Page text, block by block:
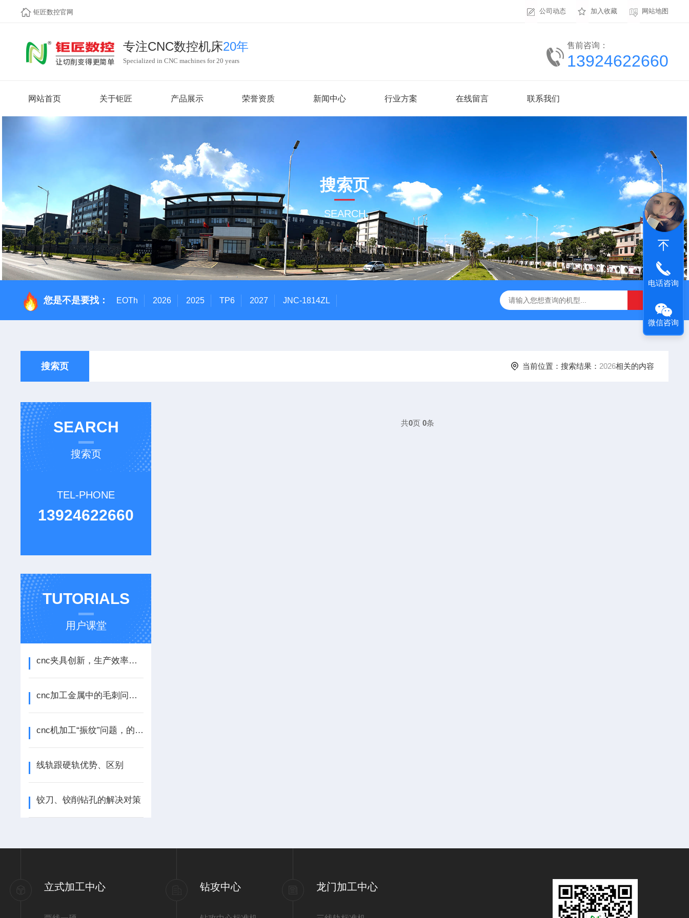
钜匠数控官网 公司动态 加入收藏 网站地图
专注CNC数控机床20年
Specialized in CNC machines for 20 years
售前咨询：
13924622660
网站首页 关于钜匠 产品展示 荣誉资质 新闻中心 行业方案 在线留言 联系我们
搜索页
SEARCH
您是不是要找： EOTh 2026 2025 TP6 2027 JNC-1814ZL
搜索页 当前位置：搜索结果： 2026相关的内容
SEARCH
搜索页
TEL-PHONE
13924622660
TUTORIALS
用户课堂
cnc夹具创新，生产效率翻倍！
cnc加工金属中的毛刺问题，解决方法！
cnc机加工“振纹”问题，的排查方法！
线轨跟硬轨优势、区别
铰刀、铰削钻孔的解决对策
共0页 0条
立式加工中心 钻攻中心 龙门加工中心
电话咨询
微信咨询